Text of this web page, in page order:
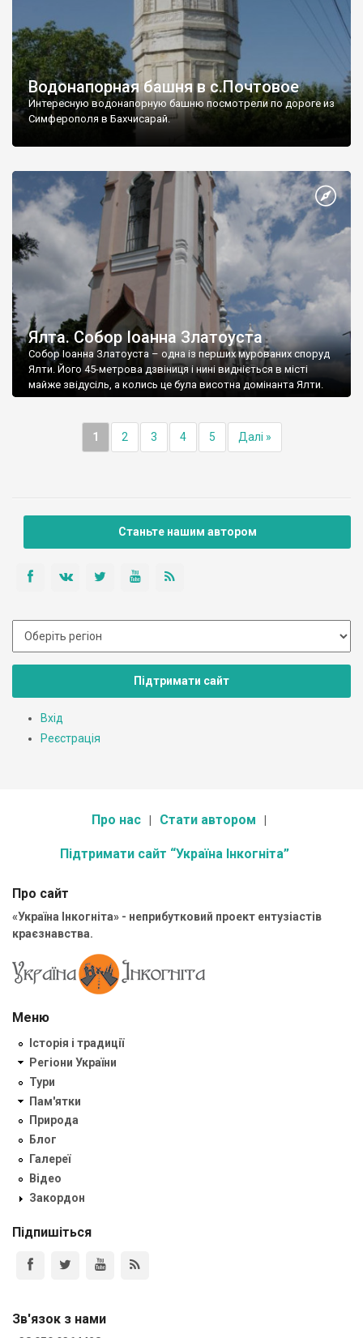
Водонапорная башня в с.Почтовое
Интересную водонапорную башню посмотрели по дороге из
Симферополя в Бахчисарай.
Ялта. Собор Іоанна Златоуста
Собор Іоанна Златоуста – одна із перших мурованих споруд
Ялти. Його 45-метрова дзвіниця і нині видніється в місті
майже звідусіль, а колись це була висотна домінанта Ялти.
1 2 3 4 5 Далі »
Станьте нашим автором
Підтримати сайт
Вхід
Реєстрація
Про нас Стати автором
Підтримати сайт “Україна Інкогніта”
Про сайт
«Україна Інкогніта» - неприбутковий проект ентузіастів
краєзнавства.
Меню
Історія і традиції
Регіони України
Тури
Пам'ятки
Природа
Блог
Галереї
Відео
Закордон
Підпишіться
Зв'язок з нами